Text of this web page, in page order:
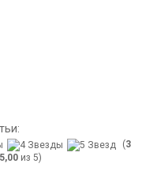
(3
5,00из 5)